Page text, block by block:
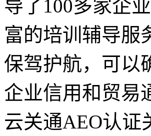
导了100多家企
富的培训辅导服
保驾护航，可以
企业信用和贸易
云关通AEO认证